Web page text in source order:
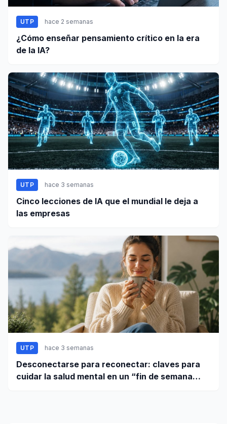
UTP hace 2 semanas
¿Cómo enseñar pensamiento crítico en la era
de la IA?
UTP hace 3 semanas
Cinco lecciones de IA que el mundial le deja a
las empresas
UTP hace 3 semanas
Desconectarse para reconectar: claves para
cuidar la salud mental en un “fin de semana